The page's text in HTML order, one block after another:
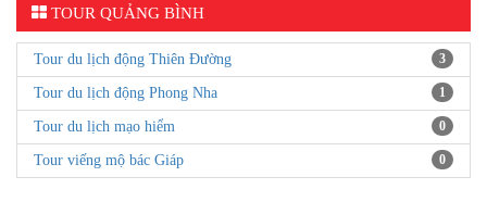
TOUR QUẢNG BÌNH
Tour du lịch động Thiên Đường 3
Tour du lịch động Phong Nha 1
Tour du lịch mạo hiểm 0
Tour viếng mộ bác Giáp 0